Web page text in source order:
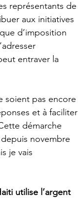
représentants de
aux initiatives
d’imposition
entraver la
et à faciliter
démarche
novembre
je vais
utilise l’argent